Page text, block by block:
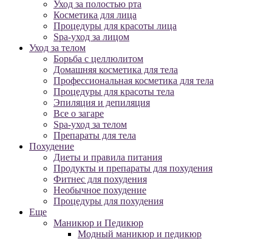
Уход за полостью рта
Косметика для лица
Процедуры для красоты лица
Spa-уход за лицом
Уход за телом
Борьба с целлюлитом
Домашняя косметика для тела
Профессиональная косметика для тела
Процедуры для красоты тела
Эпиляция и депиляция
Все о загаре
Spa-уход за телом
Препараты для тела
Похудение
Диеты и правила питания
Продукты и препараты для похудения
Фитнес для похудения
Необычное похудение
Процедуры для похудения
Еще
Маникюр и Педикюр
Модный маникюр и педикюр